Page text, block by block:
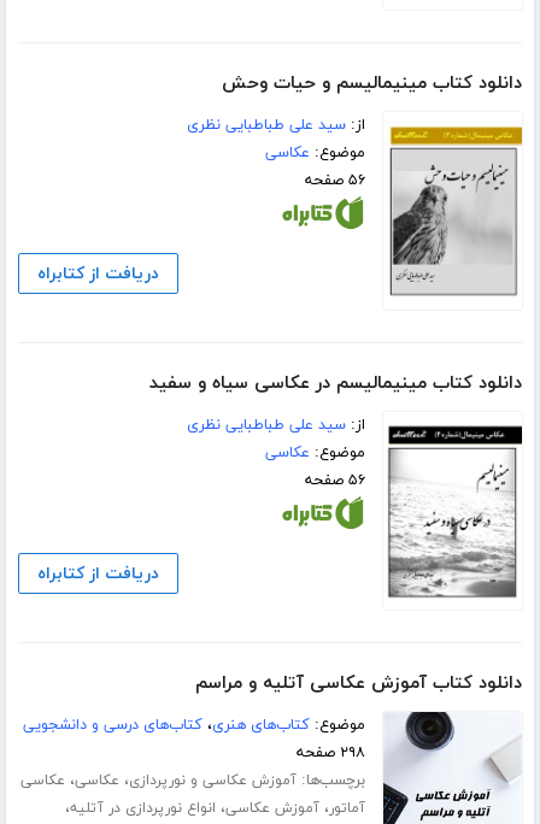
دانلود کتاب مینیمالیسم و حیات وحش
از:سید علی طباطبایی نظری
موضوع: عکاسی
۵۶ صفحه
دریافت از کتابراه
دانلود کتاب مینیمالیسم در عکاسی سیاه و سفید
از:سید علی طباطبایی نظری
موضوع: عکاسی
۵۶ صفحه
دریافت از کتابراه
دانلود کتاب آموزش عکاسی آتلیه و مراسم
موضوع:کتاب‌های هنری،کتاب‌های درسی و دانشجویی
۲۹۸ صفحه
برچسب‌ها:آموزش عکاسی و نورپردازی، عکاسی، عکاسی
آماتور،آموزش عکاسی، انواع نورپردازی در آتلیه،